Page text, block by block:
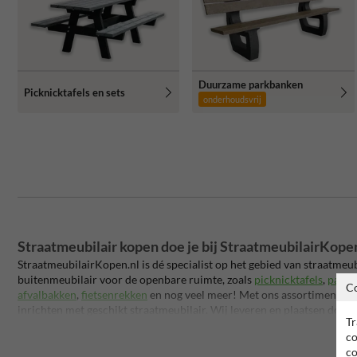
Picknicktafels en sets
Duurzame parkbanken
onderhoudsvrij
Straatmeubilair kopen doe je bij
StraatmeubilairKopen.nl is dé specialist op het gebied van
buitenmeubilair voor de openbare ruimte, zoals picknicktafels,
afvalbakken, fietsenrekken en nog veel meer! Met ons assortiment
inrichten met geschikt straatmeubilair. Wij leveren en plaatsen door
hebben het grootste aanbod en de meeste expertise.